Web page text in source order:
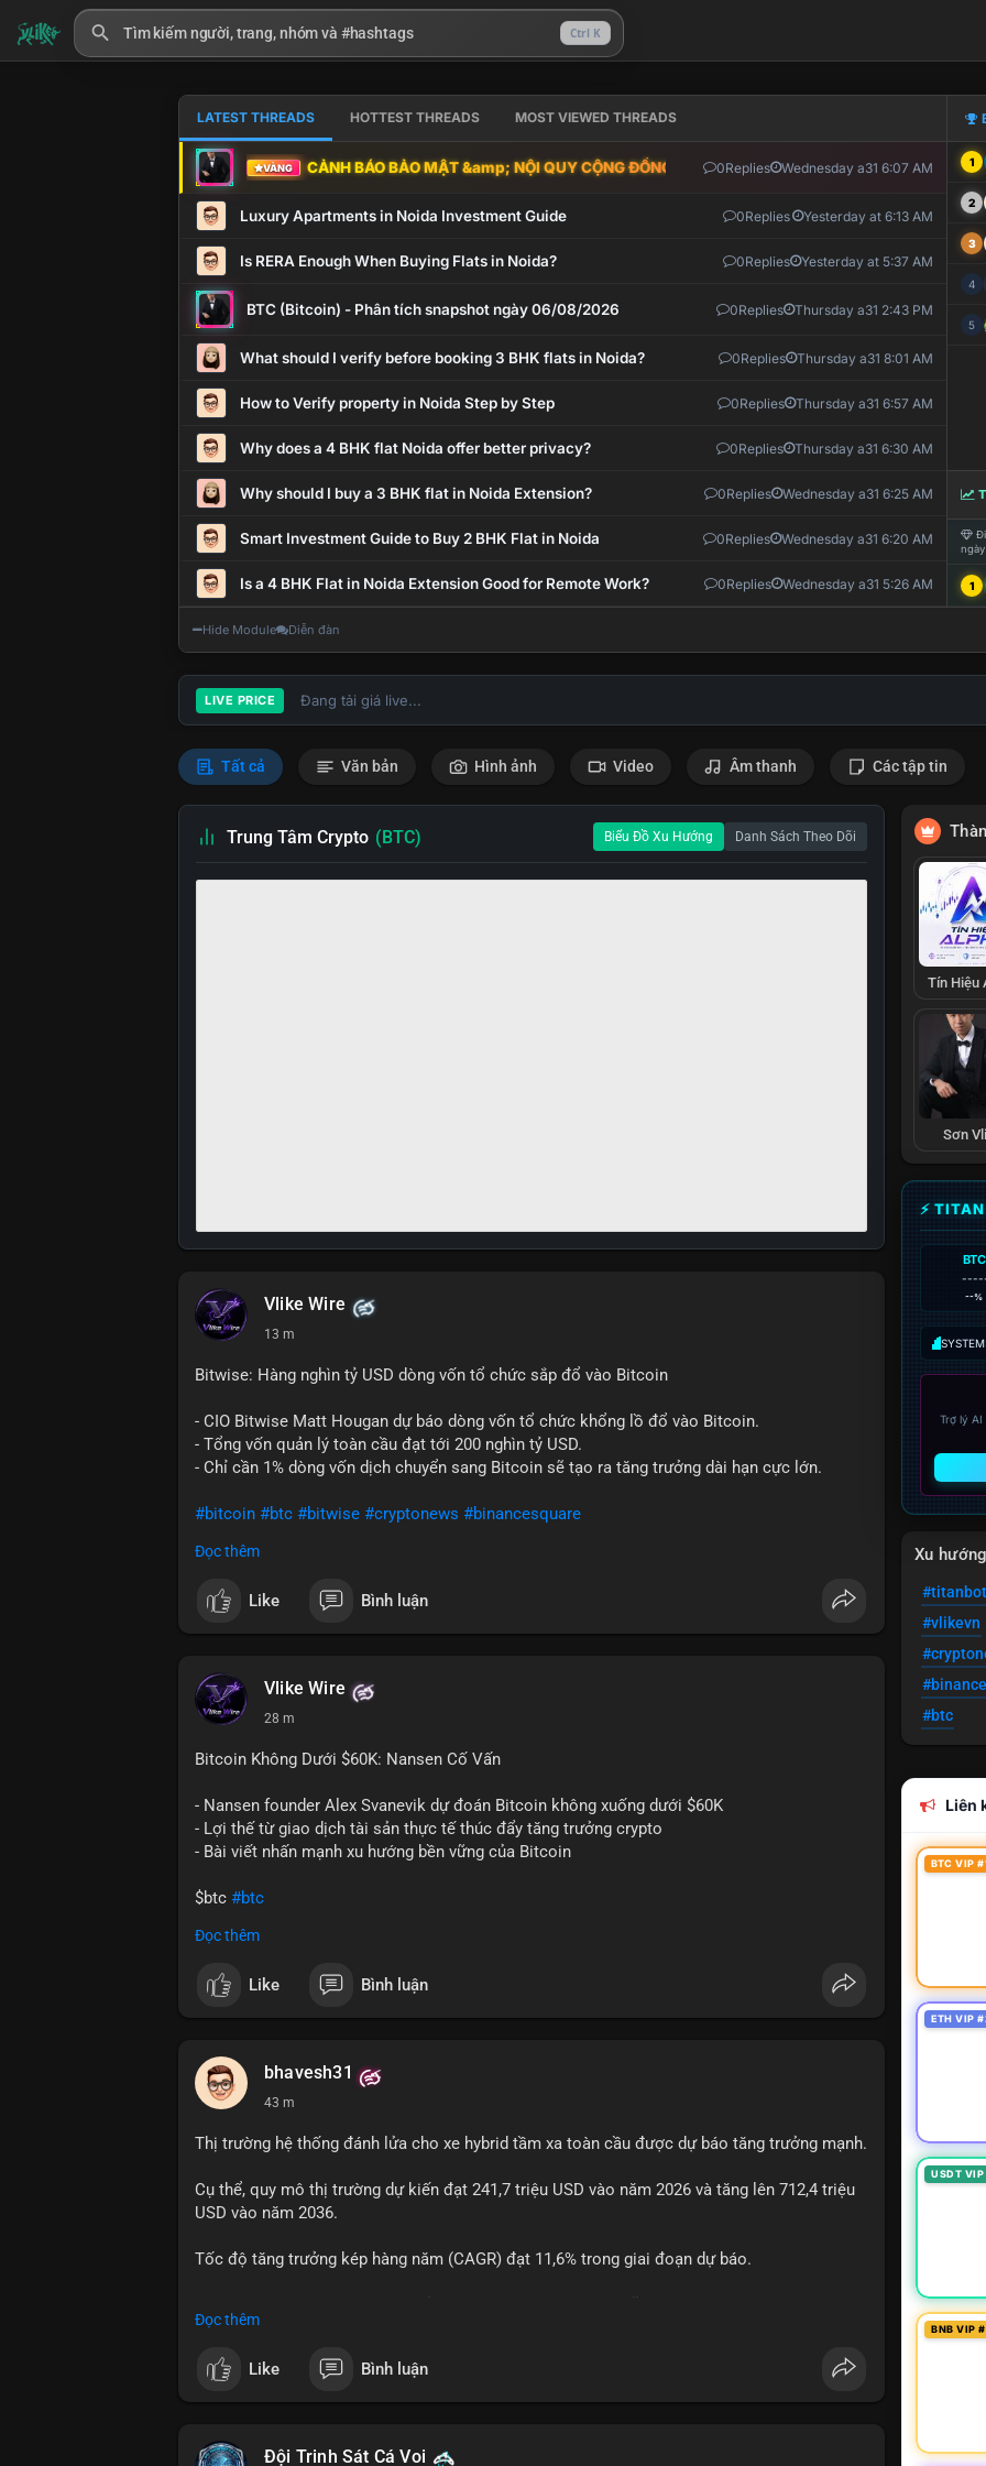
Ctrl K
LATEST THREADS HOTTEST THREADS MOST VIEWED THREADS
VÀNG CẢNH BÁO BẢO MẬT &amp; NỘI QUY CỘNG ĐỒNG VLIKE.VN: HỆ THỐNG GIÁM SÁT TỰ
0Replies Wednesday a31 6:07 AM
Luxury Apartments in Noida Investment Guide 0Replies Yesterday at 6:13 AM
Is RERA Enough When Buying Flats in Noida? 0Replies Yesterday at 5:37 AM
BTC (Bitcoin) - Phân tích snapshot ngày 06/08/2026 0Replies Thursday a31 2:43 PM
What should I verify before booking 3 BHK flats in Noida? 0Replies Thursday a31 8:01 AM
How to Verify property in Noida Step by Step 0Replies Thursday a31 6:57 AM
Why does a 4 BHK flat Noida offer better privacy? 0Replies Thursday a31 6:30 AM
Why should I buy a 3 BHK flat in Noida Extension? 0Replies Wednesday a31 6:25 AM
Smart Investment Guide to Buy 2 BHK Flat in Noida 0Replies Wednesday a31 6:20 AM
Is a 4 BHK Flat in Noida Extension Good for Remote Work? 0Replies Wednesday a31 5:26 AM
1
2
3
4
5
1
Hide Module Diễn đàn
LIVE PRICE Đang tải giá live...
Tất cả Văn bản Hình ảnh Video Âm thanh Các tập tin
Trung Tâm Crypto (BTC) Biểu Đồ Xu Hướng Danh Sách Theo Dõi
Vlike Wire
13 m
Bitwise: Hàng nghìn tỷ USD dòng vốn tổ chức sắp đổ vào Bitcoin
- CIO Bitwise Matt Hougan dự báo dòng vốn tổ chức khổng lồ đổ vào Bitcoin.
- Tổng vốn quản lý toàn cầu đạt tới 200 nghìn tỷ USD.
- Chỉ cần 1% dòng vốn dịch chuyển sang Bitcoin sẽ tạo ra tăng trưởng dài hạn cực lớn.
#bitcoin #btc #bitwise #cryptonews #binancesquare
$btc
#vlikevn #titanbot
Đọc thêm
Like Bình luận
Vlike Wire
28 m
Bitcoin Không Dưới $60K: Nansen Cố Vấn
- Nansen founder Alex Svanevik dự đoán Bitcoin không xuống dưới $60K
- Lợi thế từ giao dịch tài sản thực tế thúc đẩy tăng trưởng crypto
- Bài viết nhấn mạnh xu hướng bền vững của Bitcoin
$btc #btc
#vlikevn
📰 Nguồn: Cointelegraph
Đọc thêm
Like Bình luận
bhavesh31
43 m
Thị trường hệ thống đánh lửa cho xe hybrid tầm xa toàn cầu được dự báo tăng trưởng mạnh.
Cụ thể, quy mô thị trường dự kiến đạt 241,7 triệu USD vào năm 2026 và tăng lên 712,4 triệu
USD vào năm 2036.
Tốc độ tăng trưởng kép hàng năm (CAGR) đạt 11,6% trong giai đoạn dự báo.
Đọc thêm
Like Bình luận
Đội Trinh Sát Cá Voi
Tín Hiệu
Sơn
⚡
BTC
--%
Trợ lý
Xu
#titanbot
#vlikevn
#btc
Liên
BTC VIP
ETH VIP
USDT
BNB VIP